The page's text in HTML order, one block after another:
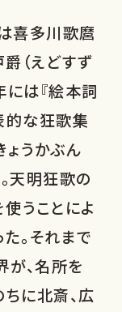
喜多川歌麿
（えどすず
には『絵本詞
的な狂歌集
ょうかぶん
天明狂歌の
うことによ
。それまで
、名所を
に北斎、広